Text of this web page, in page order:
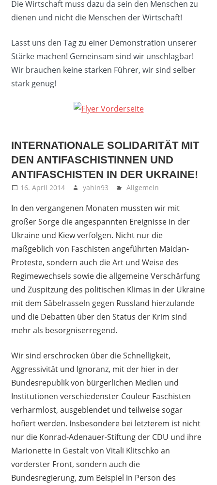
Die Wirtschaft muss dazu da sein den Menschen zu
dienen und nicht die Menschen der Wirtschaft!
Lasst uns den Tag zu einer Demonstration unserer
Stärke machen! Gemeinsam sind wir unschlagbar!
Wir brauchen keine starken Führer, wir sind selber
stark genug!
INTERNATIONALE SOLIDARITÄT MIT
DEN ANTIFASCHISTINNEN UND
ANTIFASCHISTEN IN DER UKRAINE!
16. April 2014 yahin93 Allgemein
In den vergangenen Monaten mussten wir mit
großer Sorge die angespannten Ereignisse in der
Ukraine und Kiew verfolgen. Nicht nur die
maßgeblich von Faschisten angeführten Maidan-
Proteste, sondern auch die Art und Weise des
Regimewechsels sowie die allgemeine Verschärfung
und Zuspitzung des politischen Klimas in der Ukraine
mit dem Säbelrasseln gegen Russland hierzulande
und die Debatten über den Status der Krim sind
mehr als besorgniserregend.
Wir sind erschrocken über die Schnelligkeit,
Aggressivität und Ignoranz, mit der hier in der
Bundesrepublik von bürgerlichen Medien und
Institutionen verschiedenster Couleur Faschisten
verharmlost, ausgeblendet und teilweise sogar
hofiert werden. Insbesondere bei letzterem ist nicht
nur die Konrad-Adenauer-Stiftung der CDU und ihre
Marionette in Gestalt von Vitali Klitschko an
vorderster Front, sondern auch die
Bundesregierung, zum Beispiel in Person des